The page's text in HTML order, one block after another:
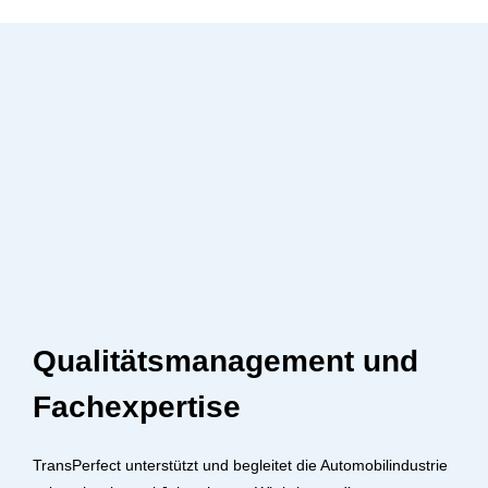
Qualitätsmanagement und
Fachexpertise
TransPerfect unterstützt und begleitet die Automobilindustrie